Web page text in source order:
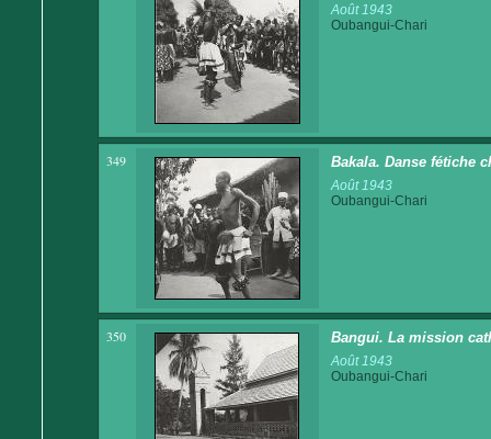
Août 1943
Oubangui-Chari
349 Bakala. Danse fétiche
Août 1943
Oubangui-Chari
350 Bangui. La mission
Août 1943
Oubangui-Chari